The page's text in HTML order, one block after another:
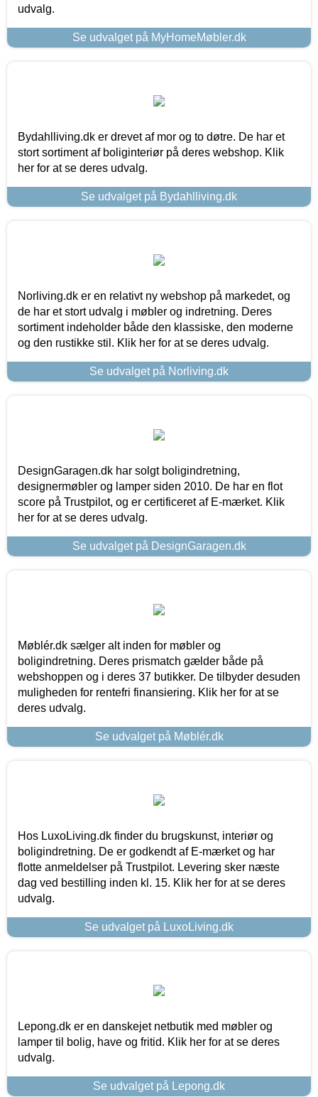
udvalg.
Se udvalget på MyHomeMøbler.dk
Bydahlliving.dk er drevet af mor og to døtre. De har et
stort sortiment af boliginteriør på deres webshop. Klik
her for at se deres udvalg.
Se udvalget på Bydahlliving.dk
Norliving.dk er en relativt ny webshop på markedet, og
de har et stort udvalg i møbler og indretning. Deres
sortiment indeholder både den klassiske, den moderne
og den rustikke stil. Klik her for at se deres udvalg.
Se udvalget på Norliving.dk
DesignGaragen.dk har solgt boligindretning,
designermøbler og lamper siden 2010. De har en flot
score på Trustpilot, og er certificeret af E-mærket. Klik
her for at se deres udvalg.
Se udvalget på DesignGaragen.dk
Møblér.dk sælger alt inden for møbler og
boligindretning. Deres prismatch gælder både på
webshoppen og i deres 37 butikker. De tilbyder desuden
muligheden for rentefri finansiering. Klik her for at se
deres udvalg.
Se udvalget på Møblér.dk
Hos LuxoLiving.dk finder du brugskunst, interiør og
boligindretning. De er godkendt af E-mærket og har
flotte anmeldelser på Trustpilot. Levering sker næste
dag ved bestilling inden kl. 15. Klik her for at se deres
udvalg.
Se udvalget på LuxoLiving.dk
Lepong.dk er en danskejet netbutik med møbler og
lamper til bolig, have og fritid. Klik her for at se deres
udvalg.
Se udvalget på Lepong.dk